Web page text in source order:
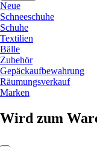
Neue
Schneeschuhe
Schuhe
Textilien
Bälle
Zubehör
Gepäckaufbewahrung
Räumungsverkauf
Marken
Wird zum